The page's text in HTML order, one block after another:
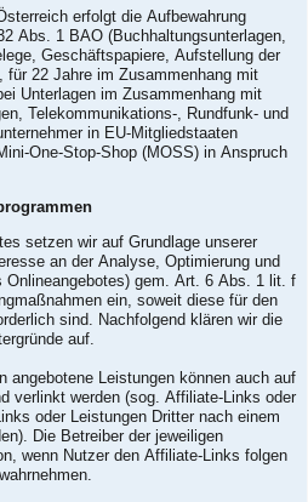
erfolgt die Aufbewahrung
Abs. 1 BAO (Buchhaltungsunterlagen,
Geschäftspapiere, Aufstellung der
für 22 Jahre im Zusammenhang mit
Unterlagen im Zusammenhang mit
Telekommunikations-, Rundfunk- und
in EU-Mitgliedstaaten
One-Stop-Shop (MOSS) in Anspruch
setzen wir auf Grundlage unserer
an der Analyse, Optimierung und
gem. Art. 6 Abs. 1 lit. f
ein, soweit diese für den
sind. Nachfolgend klären wir die
auf.
angebotene Leistungen können auch auf
verlinkt werden (sog. Affiliate-Links oder
oder Leistungen Dritter nach einem
Die Betreiber der jeweiligen
wenn Nutzer den Affiliate-Links folgen